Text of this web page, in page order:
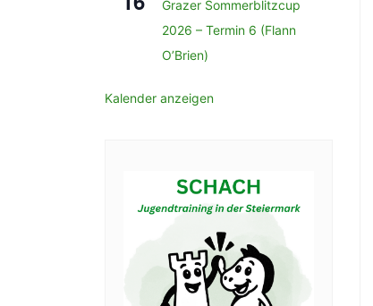
Grazer Sommerblitzcup
2026 – Termin 6 (Flann
O’Brien)
Kalender anzeigen